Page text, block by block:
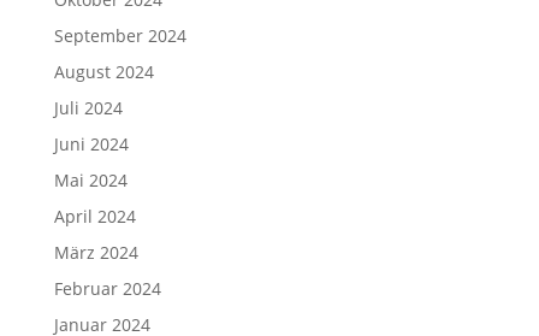
September 2024
August 2024
Juli 2024
Juni 2024
Mai 2024
April 2024
März 2024
Februar 2024
Januar 2024